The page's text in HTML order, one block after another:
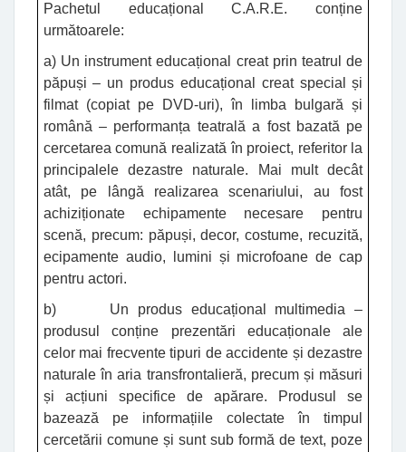
Pachetul educațional C.A.R.E. conține
următoarele:
a) Un instrument educațional creat prin teatrul de
păpuși – un produs educațional creat special și
filmat (copiat pe DVD-uri), în limba bulgară și
română – performanța teatrală a fost bazată pe
cercetarea comună realizată în proiect, referitor la
principalele dezastre naturale. Mai mult decât
atât, pe lângă realizarea scenariului, au fost
achiziționate echipamente necesare pentru
scenă, precum: păpuși, decor, costume, recuzită,
ecipamente audio, lumini și microfoane de cap
pentru actori.
b) Un produs educațional multimedia –
produsul conține prezentări educaționale ale
celor mai frecvente tipuri de accidente și dezastre
naturale în aria transfrontalieră, precum și măsuri
și acțiuni specifice de apărare. Produsul se
bazează pe informațiile colectate în timpul
cercetării comune și sunt sub formă de text, poze